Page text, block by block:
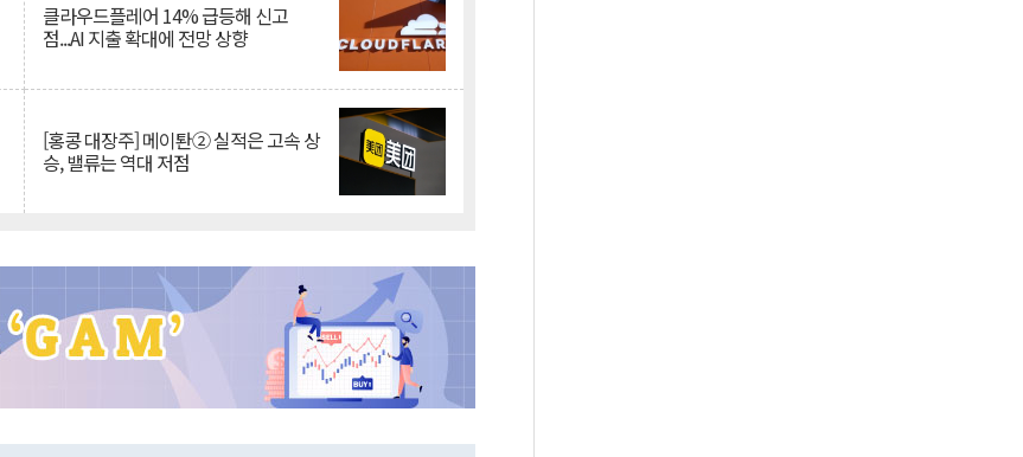
클라우드플레어 14% 급등해 신고
점...AI 지출 확대에 전망 상향
[홍콩 대장주] 메이퇀② 실적은 고속 상
승, 밸류는 역대 저점